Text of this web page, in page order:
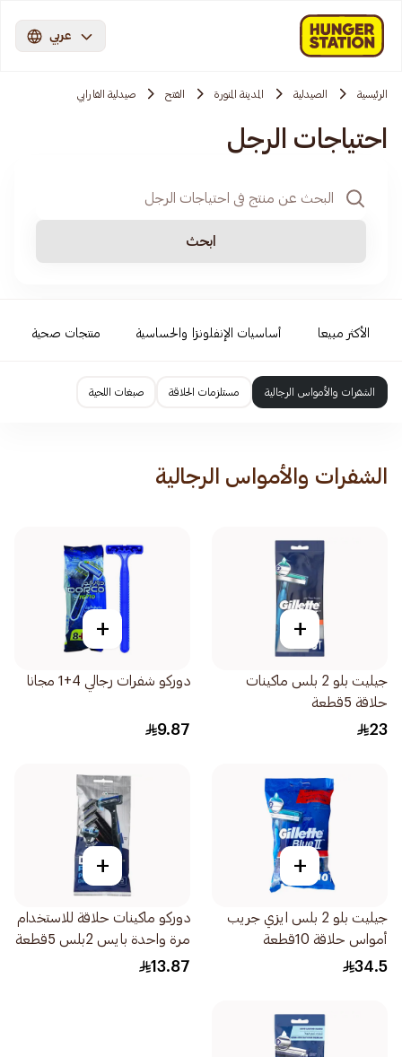
عربي
الرئيسية الصيدلية المدينة المنورة الفتح صيدلية الفارابي
احتياجات الرجل
ابحث
الأكثر مبيعا أساسيات الإنفلونزا والحساسية منتجات صحية
الشفرات والأمواس الرجالية مستلزمات الحلاقة صبغات اللحية
الشفرات والأمواس الرجالية
+
جيليت بلو 2 بلس ماكينات
حلاقة 5قطعة
23
+
دوركو شفرات رجالي 4+1 مجانا
9.87
+
جيليت بلو 2 بلس ايزي جريب
أمواس حلاقة 10قطعة
34.5
+
دوركو ماكينات حلاقة للاستخدام
مرة واحدة بايس 2بلس 5قطعة
13.87